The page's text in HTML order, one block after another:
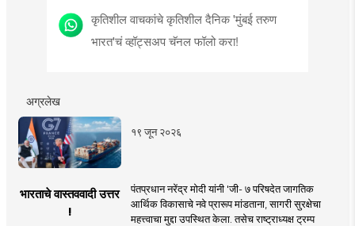
कृतिशील वाचकांचे कृतिशील दैनिक 'मुंबई तरुण
भारत'चं व्हॉट्सअप चॅनल फॉलो करा!
अग्रलेख
१९ जून २०२६
भारताचे वास्तववादी उत्तर
!
पंतप्रधान नरेंद्र मोदी यांनी 'जी- ७ परिषदेत जागतिक
आर्थिक विकासाचे नवे प्रारूप मांडताना, सागरी सुरक्षेचा
महत्त्वाचा मुद्दा उपस्थित केला. तसेच राष्ट्राध्यक्ष ट्रम्प